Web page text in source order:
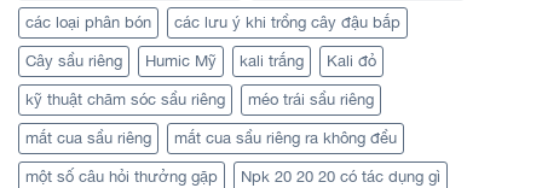
các loại phân bón các lưu ý khi trồng cây đậu bắp
Cây sầu riêng Humic Mỹ kali trắng Kali đỏ
kỹ thuật chăm sóc sầu riêng méo trái sầu riêng
mắt cua sầu riêng mắt cua sầu riêng ra không đều
một số câu hỏi thưởng gặp Npk 20 20 20 có tác dụng gì